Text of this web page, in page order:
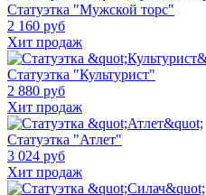
Статуэтка "Мужской торс"
2 160 руб
Хит продаж
Статуэтка "Культурист"
2 880 руб
Хит продаж
Статуэтка "Атлет"
3 024 руб
Хит продаж